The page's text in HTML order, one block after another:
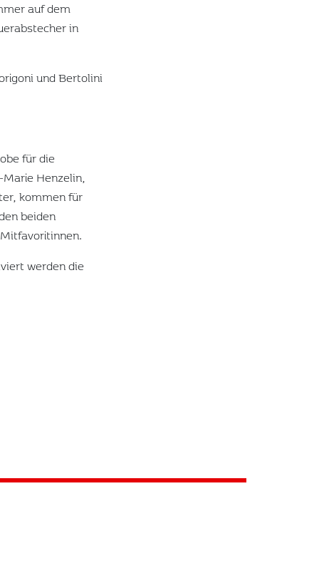
auf dem
in
und Bertolini
für die
Henzelin,
kommen für
beiden
werden die